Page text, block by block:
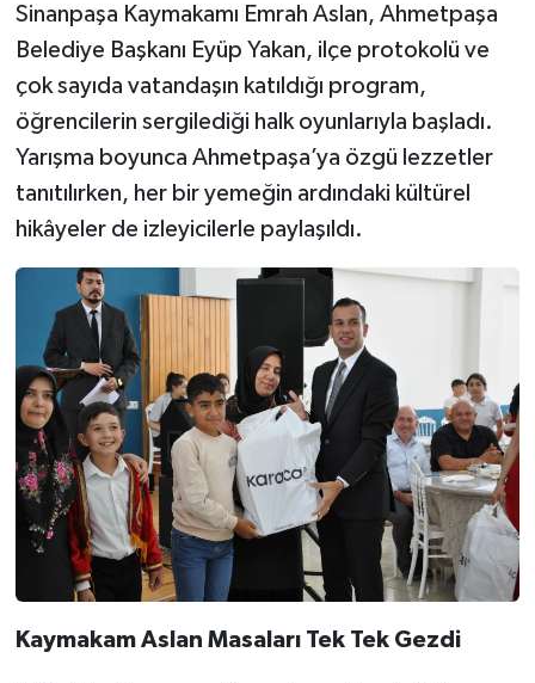
Sinanpaşa Kaymakamı Emrah Aslan, Ahmetpaşa
Belediye Başkanı Eyüp Yakan, ilçe protokolü ve
çok sayıda vatandaşın katıldığı program,
öğrencilerin sergilediği halk oyunlarıyla başladı.
Yarışma boyunca Ahmetpaşa’ya özgü lezzetler
tanıtılırken, her bir yemeğin ardındaki kültürel
hikâyeler de izleyicilerle paylaşıldı.
Kaymakam Aslan Masaları Tek Tek Gezdi